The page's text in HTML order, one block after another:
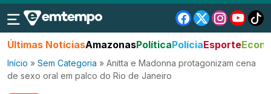
Últimas NotíciasAmazonasPolíticaPolíciaEsporte
Início » Sem Categoria » Anitta e Madonna protagonizam cena
de sexo oral em palco do Rio de Janeiro